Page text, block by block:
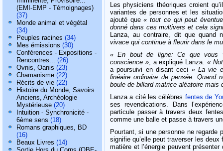
(EMI-EMP - Témoignages)
(37)
Monde animal et végétal
(34)
Peuples racines (34)
Mes émissions (30)
Conférences - Expositions -
Rencontres... (26)
Ovnis, Oanis (23)
Chamanisme (22)
Récits de vie (22)
Histoire du Monde, Savoirs
Anciens, Archéologie
Mystérieuse (20)
Intuition - Synchronicité -
6ème sens (18)
Romans graphiques, BD
(16)
Beaux Livres (14)
Les physiciens théoriques croient
variantes de personnes et les
ajouté que« tout ce qui peut
donné dans ces multivers et cela
Lanza, au contraire, dit que quand
vivace qui continue à fleurir dans le
« En bout de ligne: Ce que vous
conscience », a expliqué Lanza. «
a poursuivi en disant ceci « La vie
linéaire ordinaire de pensée. Quand
boule de billard matrice aléatoire mais
Lanza a cité les célèbres fentes de
ses revendications. Dans
particule passer à travers deux
comme une balle et passe à travers
Pourtant, si une personne ne
signifie qu’elle peut traverser les
matière et l’énergie peuvent